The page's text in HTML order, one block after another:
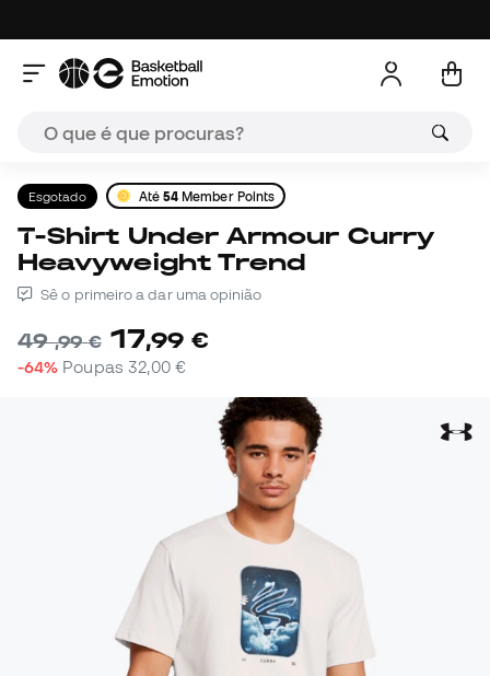
Esgotado Até 54 Member Points
T-Shirt Under Armour Curry
Heavyweight Trend
Sê o primeiro a dar uma opinião
49,99 € 17,99 €
-64% Poupas 32,00 €